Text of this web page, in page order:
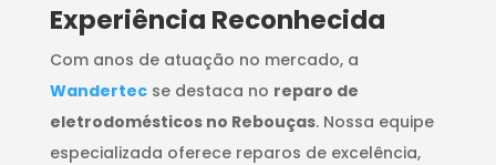
​Experiência Reconhecida
Com anos de atuação no mercado, a
Wandertecse destaca no reparo de
eletrodomésticos no Rebouças. Nossa equipe
especializada oferece reparos de excelência,